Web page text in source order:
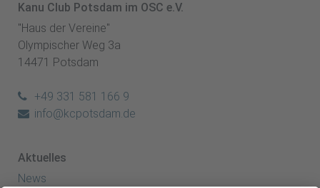
Kanu Club Potsdam im OSC e.V.
"Haus der Vereine"
Olympischer Weg 3a
14471 Potsdam
+49 331 581 166 9
info@kcpotsdam.de
Aktuelles
News